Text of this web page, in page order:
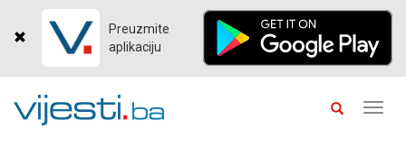
Preuzmite
aplikaciju